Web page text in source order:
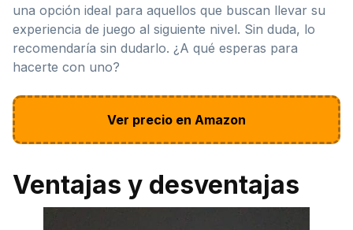
una opción ideal para aquellos que buscan llevar su
experiencia de juego al siguiente nivel. Sin duda, lo
recomendaría sin dudarlo. ¿A qué esperas para
hacerte con uno?
Ver precio en Amazon
Ventajas y desventajas